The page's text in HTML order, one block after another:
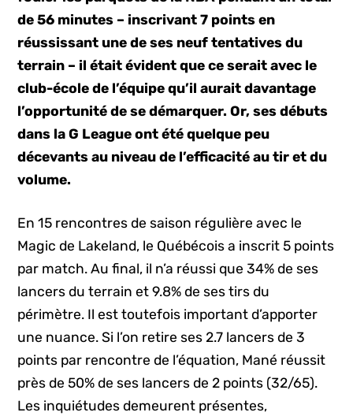
de 56 minutes – inscrivant 7 points en
réussissant une de ses neuf tentatives du
terrain – il était évident que ce serait avec le
club-école de l’équipe qu’il aurait davantage
l’opportunité de se démarquer. Or, ses débuts
dans la G League ont été quelque peu
décevants au niveau de l’efficacité au tir et du
volume.
En 15 rencontres de saison régulière avec le
Magic de Lakeland, le Québécois a inscrit 5 points
par match. Au final, il n’a réussi que 34% de ses
lancers du terrain et 9.8% de ses tirs du
périmètre. Il est toutefois important d’apporter
une nuance. Si l’on retire ses 2.7 lancers de 3
points par rencontre de l’équation, Mané réussit
près de 50% de ses lancers de 2 points (32/65).
Les inquiétudes demeurent présentes,